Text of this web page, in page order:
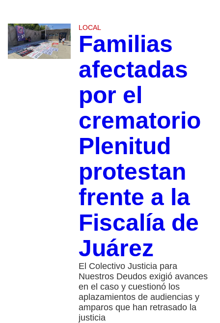
LOCAL
Familias
afectadas
por el
crematorio
Plenitud
protestan
frente a la
Fiscalía de
Juárez
El Colectivo Justicia para
Nuestros Deudos exigió avances
en el caso y cuestionó los
aplazamientos de audiencias y
amparos que han retrasado la
justicia